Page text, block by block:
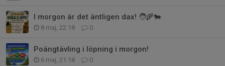
I morgon är det äntligen dax! 🧑‍🌾🐄
8 maj, 22:18 0
Poängtävling i löpning i morgon!
6 maj, 21:18 0